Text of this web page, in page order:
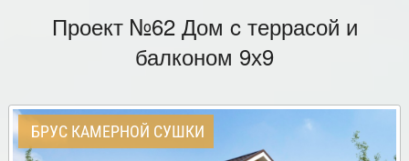
Проект №62 Дом c террасой и
балконом 9х9
БРУС КАМЕРНОЙ СУШКИ